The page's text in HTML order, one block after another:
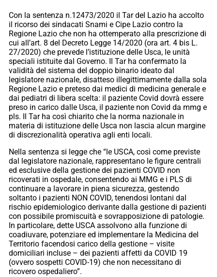
Con la sentenza n.12473/2020 il Tar del Lazio ha accolto
il ricorso dei sindacati Snami e Cipe Lazio contro la
Regione Lazio che non ha ottemperato alla prescrizione di
cui all’art. 8 del Decreto Legge 14/2020 (ora art. 4 bis L.
27/2020) che prevede l’istituzione delle Usca, le unità
speciali istituite dal Governo. Il Tar ha confermato la
validità del sistema del doppio binario ideato dal
legislatore nazionale, disatteso illegittimamente dalla sola
Regione Lazio e preteso dai medici di medicina generale e
dai pediatri di libera scelta: il paziente Covid dovrà essere
preso in carico dalle Usca, il paziente non Covid da mmg e
pls. Il Tar ha così chiarito che la norma nazionale in
materia di istituzione delle Usca non lascia alcun margine
di discrezionalità operativa agli enti locali.
Nella sentenza si legge che “le USCA, così come previste
dal legislatore nazionale, rappresentano le figure centrali
ed esclusive della gestione dei pazienti COVID non
ricoverati in ospedale, consentendo ai MMG e i PLS di
continuare a lavorare in piena sicurezza, gestendo
soltanto i pazienti NON COVID, tenendosi lontani dal
rischio epidemiologico derivante dalla gestione di pazienti
con possibile promiscuità e sovrapposizione di patologie.
In particolare, dette USCA assolvono alla funzione di
coadiuvare, potenziare ed implementare la Medicina del
Territorio facendosi carico della gestione – visite
domiciliari incluse – dei pazienti affetti da COVID 19
(ovvero sospetti COVID-19) che non necessitano di
ricovero ospedaliero”.